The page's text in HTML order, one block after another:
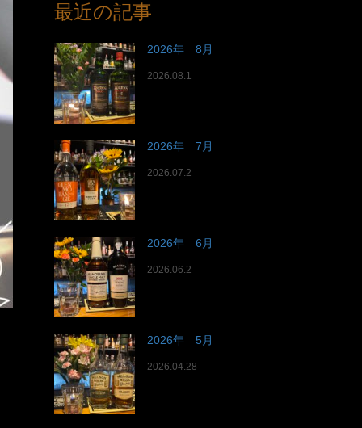
最近の記事
2026年 8月
2026.08.1
2026年 7月
2026.07.2
2026年 6月
2026.06.2
2026年 5月
2026.04.28